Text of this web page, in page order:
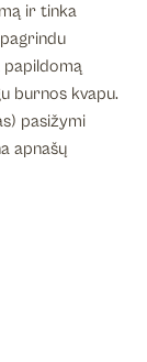
ir tinka
burnos kvapu.
pasižymi
apnašų